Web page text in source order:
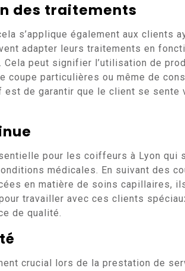
des traitements
s’applique également aux clients
adapter leurs traitements en
peut signifier l’utilisation de
coupe particulières ou même de
est de garantir que le client se sente
pour les coiffeurs à Lyon qui
médicales. En suivant des
en matière de soins capillaires,
travailler avec ces clients
de qualité.
crucial lors de la prestation de